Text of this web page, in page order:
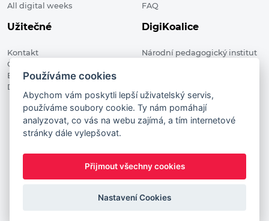
All digital weeks
FAQ
Užitečné
Kontakt
Členské organizace
Blog
Digitalizace ve vzdělávání
DigiKoalice
Národní pedagogický institut
DigiKoalice 2021. All rights reserved
Vstup do administrace
This project has received funding from the European
Commission Innovation and Networks Executive Agency (now
Commission and the European Commission is not responsible
Používáme cookies
Abychom vám poskytli lepší uživatelský servis,
používáme soubory cookie. Ty nám pomáhají
analyzovat, co vás na webu zajímá, a tím internetové
stránky dále vylepšovat.
Přijmout všechny cookies
Nastavení Cookies